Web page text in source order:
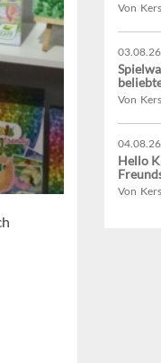
Von
03.08.26
Von
04.08.26
Hello
Von